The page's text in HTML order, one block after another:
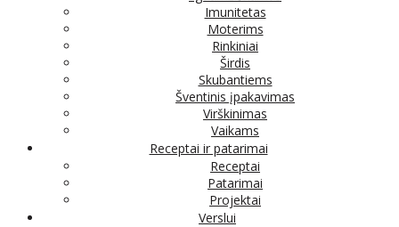
Imunitetas
Moterims
Rinkiniai
Širdis
Skubantiems
Šventinis įpakavimas
Virškinimas
Vaikams
Receptai ir patarimai
Receptai
Patarimai
Projektai
Verslui